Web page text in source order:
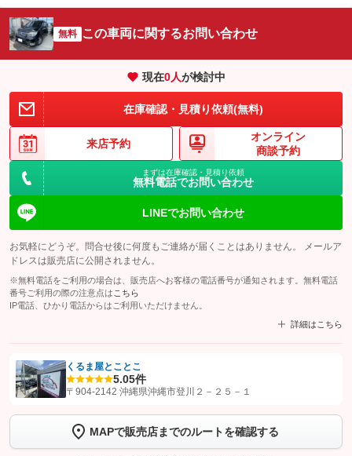
無料 この車両に関するお問い合わせ
現在0人が検討中
在庫確認・見積り依頼(無料)
来店予約
オンライン
商談予約
まずは在庫確認・見積り依頼
無料電話でお問い合わせ
LINEでお問い合わせ
お気軽にどうぞ。問合せ後に何度もご連絡が届くことはありません。 メールア
ドレスは販売店に公開されません。
※無料電話をご利用の場合は、販売店へお客様の電話番号が通知されます。無料電話
番号ご利用の際の注意点は こちら
IP電話、ひかり電話からはご利用いただけません。
詳細はこちら
【STEP1】認証画面でグーネットを友だち追加してから「許可する」ボタンを押
トーク画面で
ボタンをタップして問い合わせを
完了してください。
くるま屋とことこ
5.05件
〒904-2142 沖縄県沖縄市登川２－２５－１
MAPで販売店までのルートを確認する